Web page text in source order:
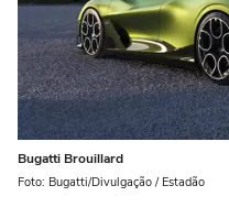
Bugatti Brouillard
Foto: Bugatti/Divulgação / Estadão